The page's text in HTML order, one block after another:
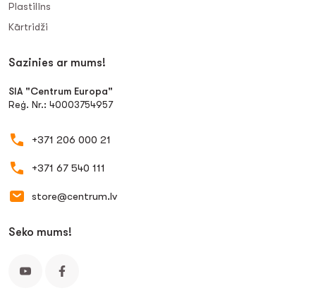
Plastilīns
Kārtridži
Sazinies ar mums!
SIA "Centrum Europa"
Reģ. Nr.: 40003754957
+371 206 000 21
+371 67 540 111
store@centrum.lv
Seko mums!